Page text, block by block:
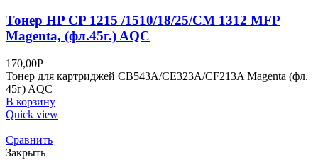
Тонер HP CP 1215 /1510/18/25/CM 1312 MFP
Magenta, (фл.45г.) AQC
170,00Р
Тонер для картриджей CB543A/CE323A/CF213A Magenta (фл.
45г) AQC
В корзину
Quick view
Сравнить
Закрыть